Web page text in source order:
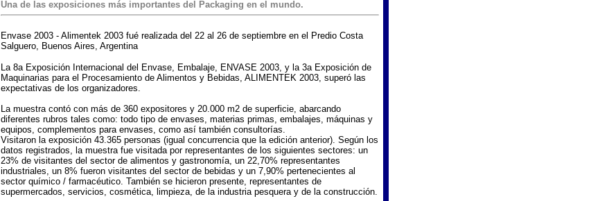
Una de las exposiciones más importantes del Packaging en el mundo.
Envase 2003 - Alimentek 2003 fué realizada del 22 al 26 de septiembre en el Predio Costa
Salguero, Buenos Aires, Argentina
La 8a Exposición Internacional del Envase, Embalaje, ENVASE 2003, y la 3a Exposición de
Maquinarias para el Procesamiento de Alimentos y Bebidas, ALIMENTEK 2003, superó las
expectativas de los organizadores.
La muestra contó con más de 360 expositores y 20.000 m2 de superficie, abarcando
diferentes rubros tales como: todo tipo de envases, materias primas, embalajes, máquinas y
equipos, complementos para envases, como así también consultorías.
Visitaron la exposición 43.365 personas (igual concurrencia que la edición anterior). Según los
datos registrados, la muestra fue visitada por representantes de los siguientes sectores: un
23% de visitantes del sector de alimentos y gastronomía, un 22,70% representantes
industriales, un 8% fueron visitantes del sector de bebidas y un 7,90% pertenecientes al
sector químico / farmacéutico. También se hicieron presente, representantes de
supermercados, servicios, cosmética, limpieza, de la industria pesquera y de la construcción.